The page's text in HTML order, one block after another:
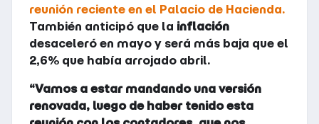
reunión reciente en el Palacio de Hacienda.
También anticipó que la inflación
desaceleró en mayo y será más baja que el
2,6% que había arrojado abril.
“Vamos a estar mandando una versión
renovada, luego de haber tenido esta